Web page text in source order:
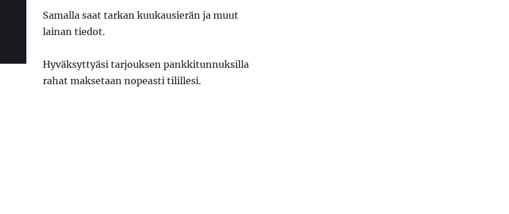
Samalla saat tarkan kuukausierän ja muut
lainan tiedot.
Hyväksyttyäsi tarjouksen pankkitunnuksilla
rahat maksetaan nopeasti tilillesi.